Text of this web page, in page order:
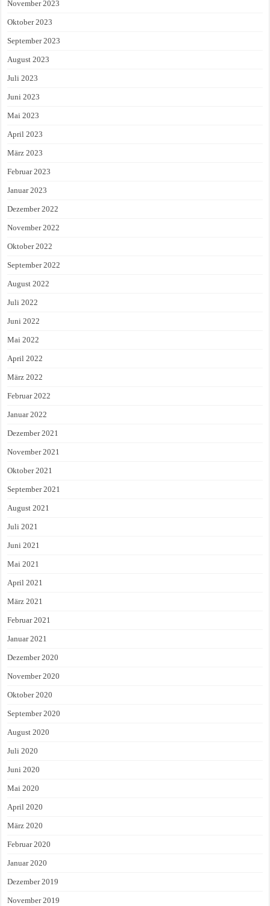
November 2023
Oktober 2023
September 2023
August 2023
Juli 2023
Juni 2023
Mai 2023
April 2023
März 2023
Februar 2023
Januar 2023
Dezember 2022
November 2022
Oktober 2022
September 2022
August 2022
Juli 2022
Juni 2022
Mai 2022
April 2022
März 2022
Februar 2022
Januar 2022
Dezember 2021
November 2021
Oktober 2021
September 2021
August 2021
Juli 2021
Juni 2021
Mai 2021
April 2021
März 2021
Februar 2021
Januar 2021
Dezember 2020
November 2020
Oktober 2020
September 2020
August 2020
Juli 2020
Juni 2020
Mai 2020
April 2020
März 2020
Februar 2020
Januar 2020
Dezember 2019
November 2019